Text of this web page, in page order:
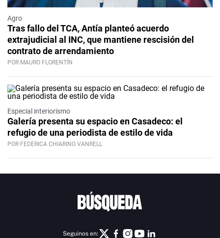
Agro
Tras fallo del TCA, Antía planteó acuerdo
extrajudicial al INC, que mantiene rescisión del
contrato de arrendamiento
POR MAURO FLORENTÍN
Especial interiorismo
Galería presenta su espacio en Casadeco: el
refugio de una periodista de estilo de vida
POR FEDERICA CHIARINO VANRELL
Seguinos en: